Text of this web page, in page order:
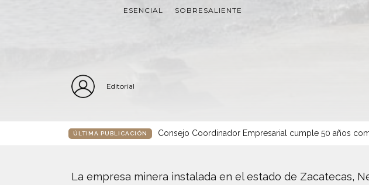
ESENCIAL SOBRESALIENTE
Editorial
ÚLTIMA PUBLICACIÓN Consejo Coordinador Empresarial cumple 50 años
La empresa minera instalada en el estado de Zacatecas,